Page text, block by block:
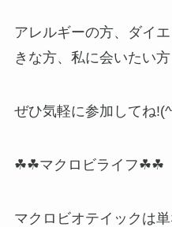
アレルギーの方、ダイ
きな方、私に会いたい方
ぜひ気軽に参加してね
☘☘マクロビライフ☘☘
マクロビオテイックは